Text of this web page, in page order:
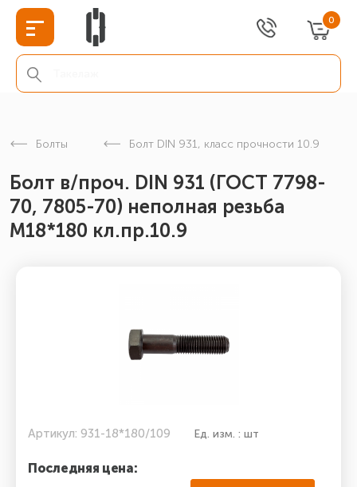
0
Болты Болт DIN 931, класс прочности 10.9
Болт в/проч. DIN 931 (ГОСТ 7798-
70, 7805-70) неполная резьба
М18*180 кл.пр.10.9
Артикул: 931-18*180/109 Ед. изм. : шт
Последняя цена: